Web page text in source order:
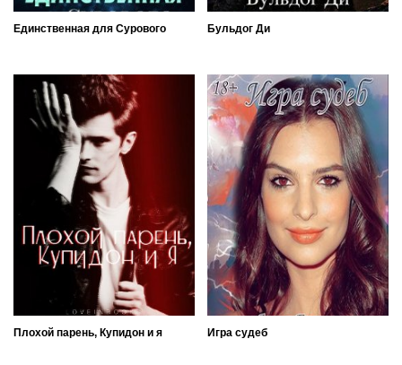
Единственная для Сурового Бульдог Ди
Плохой парень, Купидон и я Игра судеб